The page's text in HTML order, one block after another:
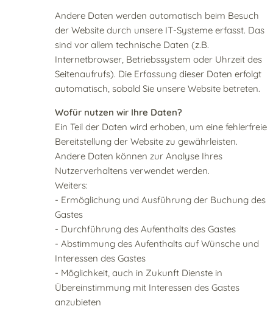
Andere Daten werden automatisch beim Besuch
der Website durch unsere IT-Systeme erfasst. Das
sind vor allem technische Daten (z.B.
Internetbrowser, Betriebssystem oder Uhrzeit des
Seitenaufrufs). Die Erfassung dieser Daten erfolgt
automatisch, sobald Sie unsere Website betreten.
Wofür nutzen wir Ihre Daten?
Ein Teil der Daten wird erhoben, um eine fehlerfreie
Bereitstellung der Website zu gewährleisten.
Andere Daten können zur Analyse Ihres
Nutzerverhaltens verwendet werden.
Weiters:
- Ermöglichung und Ausführung der Buchung des
Gastes
- Durchführung des Aufenthalts des Gastes
- Abstimmung des Aufenthalts auf Wünsche und
Interessen des Gastes
- Möglichkeit, auch in Zukunft Dienste in
Übereinstimmung mit Interessen des Gastes
anzubieten